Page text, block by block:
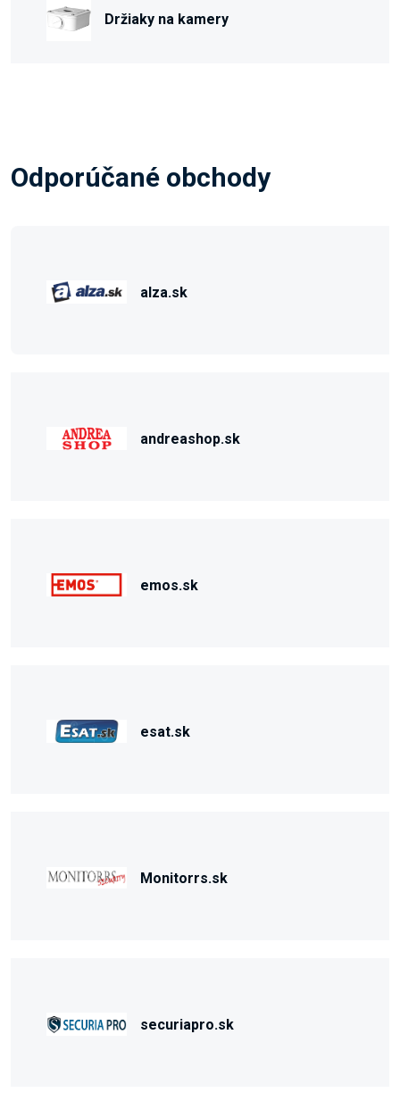
Držiaky na kamery
Odporúčané obchody
alza.sk
andreashop.sk
emos.sk
esat.sk
Monitorrs.sk
securiapro.sk